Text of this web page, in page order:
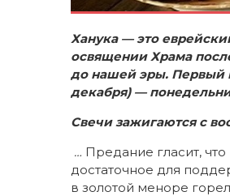
Ханука — это
освящении Храма
до нашей эры. Первый
декабря) —
Свечи зажигаются с
… Предание гласит,
достаточное для
в золотой меноре